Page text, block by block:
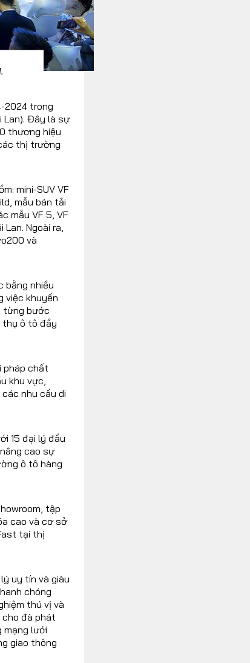
2024 trong
Lan). Đây là sự
thương hiệu
thị trường
mini-SUV VF
mẫu bán tải
mẫu VF 5, VF
Ngoài ra,
và
bằng nhiều
việc khuyến
từng bước
thụ ô tô đầy
pháp chất
khu vực,
nhu cầu di
15 đại lý đầu
cao sự
ô tô hàng
tập
cao và cơ sở
tại thị
uy tín và giàu
chóng
thú vị và
đà phát
mạng lưới
giao thông